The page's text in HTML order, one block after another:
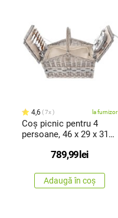
4,6 7x la furnizor
Coș picnic pentru 4
persoane, 46 x 29 x 31
789,99 lei
Adaugă în coș